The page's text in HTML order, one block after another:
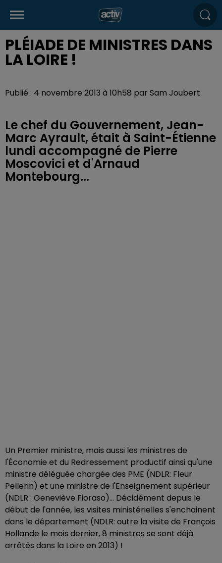
PLÉIADE DE MINISTRES DANS
LA LOIRE !
Publié : 4 novembre 2013 à 10h58 par Sam Joubert
Le chef du Gouvernement, Jean-
Marc Ayrault, était à Saint-Étienne
lundi accompagné de Pierre
Moscovici et d'Arnaud
Montebourg...
Un Premier ministre, mais aussi les ministres de
l'Économie et du Redressement productif ainsi qu'une
ministre déléguée chargée des PME (NDLR: Fleur
Pellerin) et une ministre de l'Enseignement supérieur
(NDLR : Geneviève Fioraso)... Décidément depuis le
début de l'année, les visites ministérielles s'enchainent
dans le département (NDLR: outre la visite de François
Hollande le mois dernier, 8 ministres se sont déjà
arrêtés dans la Loire en 2013) !